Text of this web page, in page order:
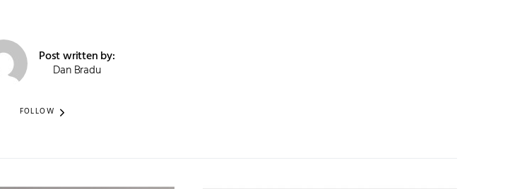
Post written by:
Dan Bradu
FOLLOW